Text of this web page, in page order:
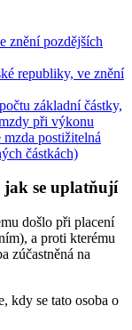
znění pozdějších
republiky, ve znění
základní částky,
při výkonu
postižitelná
částkách)
jak se uplatňují
došlo při placení
a proti kterému
zúčastněná na
kdy se tato osoba o